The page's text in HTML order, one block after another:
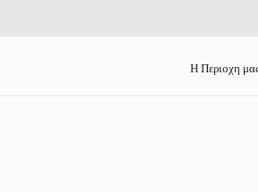
Η Περιοχη